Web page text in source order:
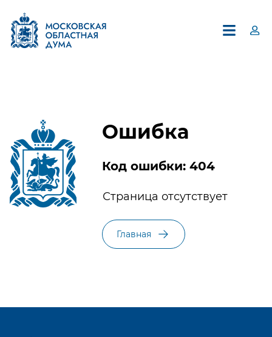
Ошибка
Код ошибки: 404
Страница отсутствует
Главная
Единый контакт-центр
Московской областной Думы
8 (495) 594-94-94
приёмной Думы.